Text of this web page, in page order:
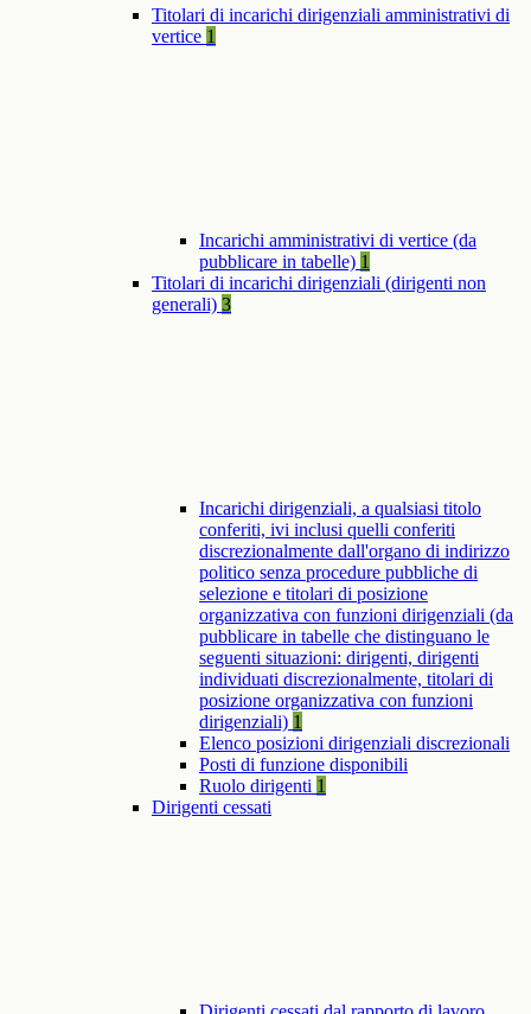
Titolari di incarichi dirigenziali amministrativi di
vertice 1
Incarichi amministrativi di vertice (da
pubblicare in tabelle) 1
Titolari di incarichi dirigenziali (dirigenti non
generali) 3
Incarichi dirigenziali, a qualsiasi titolo
conferiti, ivi inclusi quelli conferiti
discrezionalmente dall'organo di indirizzo
politico senza procedure pubbliche di
selezione e titolari di posizione
organizzativa con funzioni dirigenziali (da
pubblicare in tabelle che distinguano le
seguenti situazioni: dirigenti, dirigenti
individuati discrezionalmente, titolari di
posizione organizzativa con funzioni
dirigenziali) 1
Elenco posizioni dirigenziali discrezionali
Posti di funzione disponibili
Ruolo dirigenti 1
Dirigenti cessati